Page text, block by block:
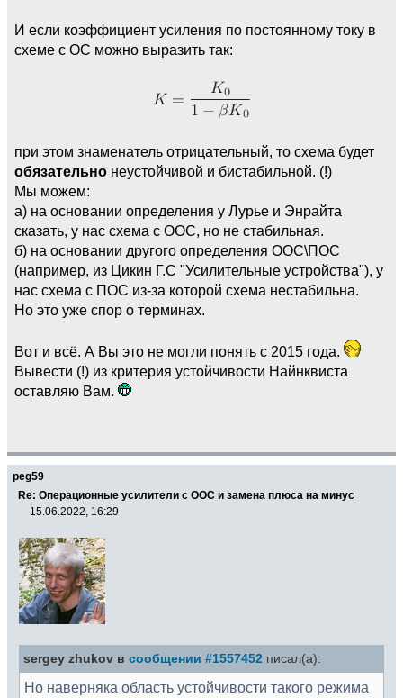
И если коэффициент усиления по постоянному току в
схеме с ОС можно выразить так:
при этом знаменатель отрицательный, то схема будет
обязательно неустойчивой и бистабильной. (!)
Мы можем:
а) на основании определения у Лурье и Энрайта
сказать, у нас схема с ООС, но не стабильная.
б) на основании другого определения ООС\ПОС
(например, из Цикин Г.С "Усилительные устройства"), у
нас схема с ПОС из-за которой схема нестабильна.
Но это уже спор о терминах.
Вот и всё. А Вы это не могли понять с 2015 года.
Вывести (!) из критерия устойчивости Найнквиста
оставляю Вам.
peg59
Re: Операционные усилители с ООС и замена плюса на минус
15.06.2022, 16:29
sergey zhukov в сообщении #1557452 писал(а):
Но наверняка область устойчивости такого режима